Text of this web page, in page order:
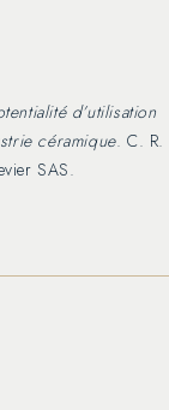
d’utilisation
céramique. C. R.
SAS.